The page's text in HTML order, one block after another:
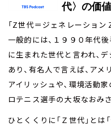
「Z世代＝ジェネレーション
一般的には、１９９０年代
に生まれた世代と言われ、
あり、有名人で言えば、ア
アイリッシュや、環境活動
ロテニス選手の大坂なおみ
ひとくくりに「Ｚ世代」とは